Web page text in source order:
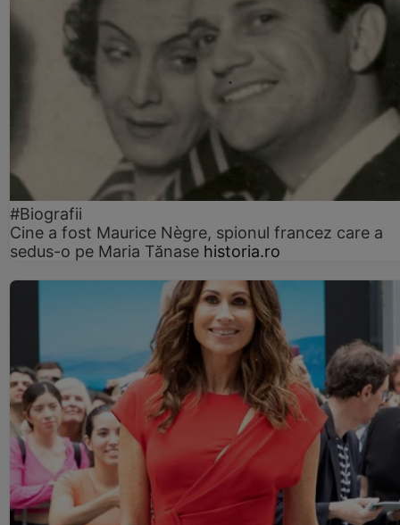
#Biografii
Cine a fost Maurice Nègre, spionul francez care a
sedus-o pe Maria Tănase historia.ro